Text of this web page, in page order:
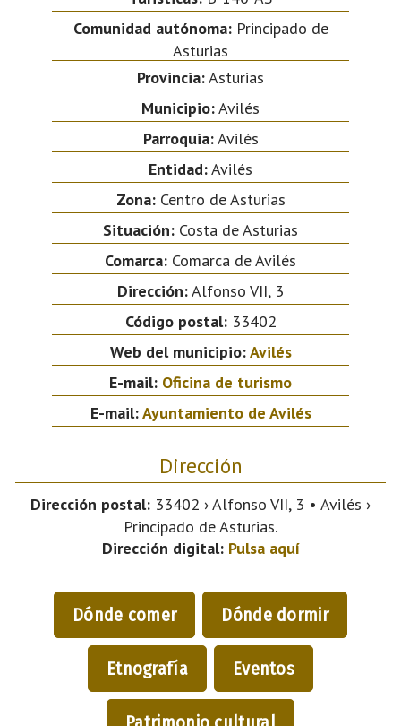
Comunidad autónoma:Principado de
Asturias
Provincia:Asturias
Municipio:Avilés
Parroquia:Avilés
Entidad:Avilés
Zona:Centro de Asturias
Situación: Costa de Asturias
Comarca: Comarca de Avilés
Dirección:Alfonso VII, 3
Código postal:33402
Web del municipio:Avilés
E-mail: Oficina de turismo
E-mail:Ayuntamiento de Avilés
Dirección
Dirección postal: 33402 › Alfonso VII, 3 • Avilés ›
Principado de Asturias.
Dirección digital: Pulsa aquí
Dónde comer Dónde dormir
Etnografía Eventos